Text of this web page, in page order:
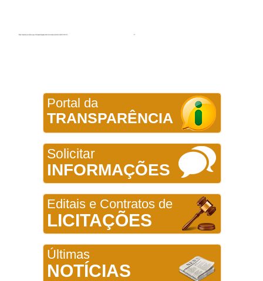
Portal da
TRANSPARÊNCIA
Solicitar
INFORMAÇÕES
Editais e Contratos de
LICITAÇÕES
Últimas
NOTÍCIAS